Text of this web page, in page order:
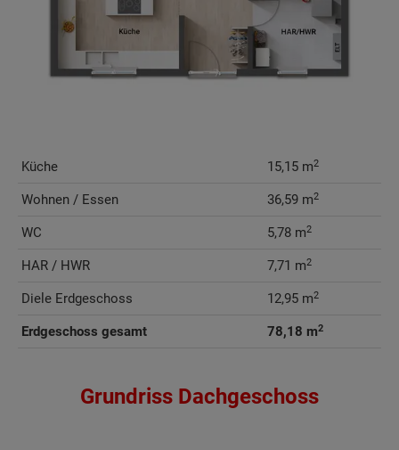
Küche 15,15 m2
Wohnen / Essen 36,59 m2
WC 5,78 m2
HAR / HWR 7,71 m2
Diele Erdgeschoss 12,95 m2
Erdgeschoss gesamt 78,18 m2
Grundriss Dachgeschoss